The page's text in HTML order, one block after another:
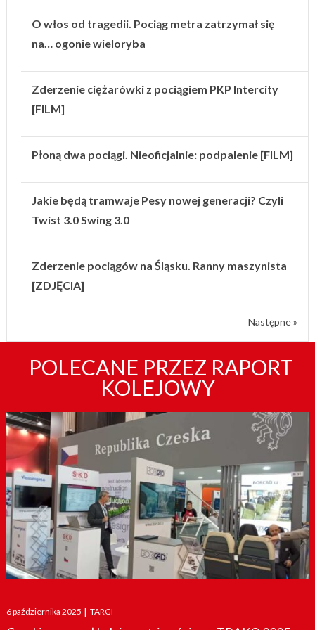
O włos od tragedii. Pociąg metra zatrzymał się
na… ogonie wieloryba
Zderzenie ciężarówki z pociągiem PKP Intercity
[FILM]
Płoną dwa pociągi. Nieoficjalnie: podpalenie [FILM]
Jakie będą tramwaje Pesy nowej generacji? Czyli
Twist 3.0 Swing 3.0
Zderzenie pociągów na Śląsku. Ranny maszynista
[ZDJĘCIA]
Następne »
POLECANE PRZEZ RAPORT
KOLEJOWY
Posted
on
6 października 2025 TARGI